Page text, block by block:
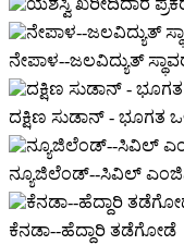
ನೇಪಾಳ--ಜಲವಿದ್ಯುತ್
ದಕ್ಷಿಣ ಸುಡಾನ್ - ಭೂಗತ
ನ್ಯೂಜಿಲೆಂಡ್--ಸಿವಿಲ್
ಕೆನಡಾ--ಹೆದ್ದಾರಿ ತಡೆಗೋಡೆ